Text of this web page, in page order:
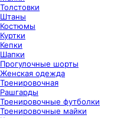
Толстовки
Штаны
Костюмы
Куртки
Кепки
Шапки
Прогулочные шорты
Женская одежда
Тренировочная
Рашгарды
Тренировочные футболки
Тренировочные майки